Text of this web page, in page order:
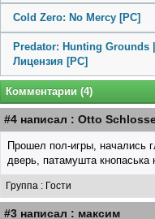
Cold Zero: No Mercy [PC]
Predator: Hunting Grounds |
Лицензия [PC]
Комментарии (4)
#4 написал : Otto
Прошел пол-игры, начались
дверь, патамушта кнопаська
Группа : Гости
#3 написал : максим